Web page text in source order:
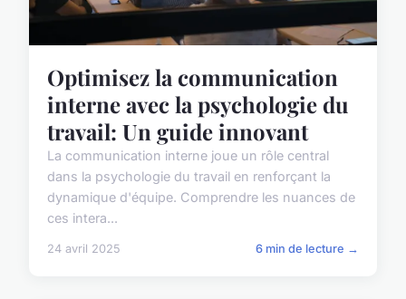
Optimisez la communication
interne avec la psychologie du
travail: Un guide innovant
La communication interne joue un rôle central
dans la psychologie du travail en renforçant la
dynamique d'équipe. Comprendre les nuances de
ces intera...
24 avril 2025 6 min de lecture →